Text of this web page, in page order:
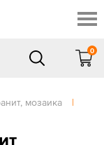
0
мозаика
|